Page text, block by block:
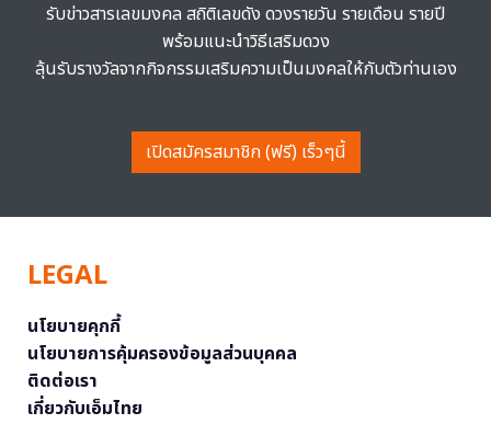
รับข่าวสารเลขมงคล สถิติเลขดัง ดวงรายวัน รายเดือน รายปี
พร้อมแนะนำวิธีเสริมดวง
ลุ้นรับรางวัลจากกิจกรรมเสริมความเป็นมงคลให้กับตัวท่านเอง
เปิดสมัครสมาชิก (ฟรี) เร็วๆนี้
LEGAL
นโยบายคุกกี้
นโยบายการคุ้มครองข้อมูลส่วนบุคคล
ติดต่อเรา
เกี่ยวกับเอ็มไทย